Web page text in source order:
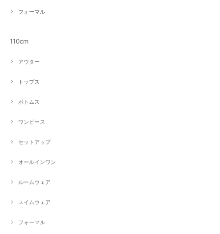
フォーマル
110cm
アウター
トップス
ボトムス
ワンピース
セットアップ
オールインワン
ルームウェア
スイムウェア
フォーマル